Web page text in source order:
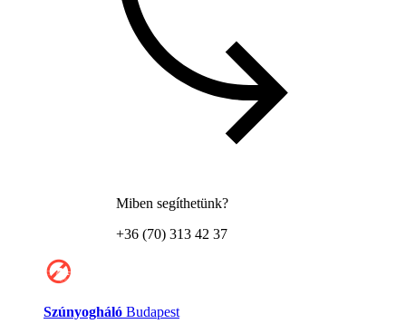
Miben segíthetünk?
+36 (70) 313 42 37
Szúnyogháló Budapest